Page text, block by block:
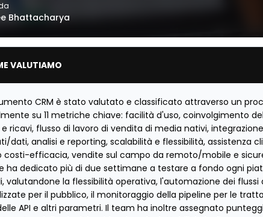
Bhattacharya
VALUTIAMO
CRM è stato valutato e classificato attraverso un
su 11 metriche chiave: facilità d'uso, coinvolgimento
ricavi, flusso di lavoro di vendita di media nativi,
dati, analisi e reporting, scalabilità e flessibilità, assistenza
costi-efficacia, vendite sul campo da remoto/mobile e
ha dedicato più di due settimane a testare a fondo ogni
valutandone la flessibilità operativa, l'automazione dei flussi
per il pubblico, il monitoraggio della pipeline per le
API e altri parametri. Il team ha inoltre assegnato